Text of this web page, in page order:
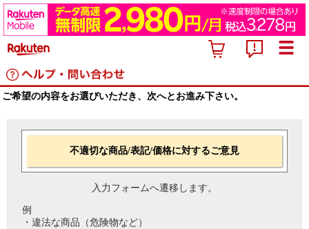
ご希望の内容をお選びいただき、次へとお進み下さい。
不適切な商品/表記/価格に対するご意見
入力フォームへ遷移します。
例
・違法な商品（危険物など）